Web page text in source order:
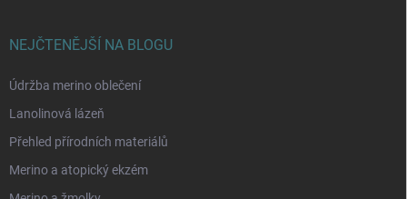
NEJČTENĚJŠÍ NA BLOGU
Údržba merino oblečení
Lanolinová lázeň
Přehled přírodních materiálů
Merino a atopický ekzém